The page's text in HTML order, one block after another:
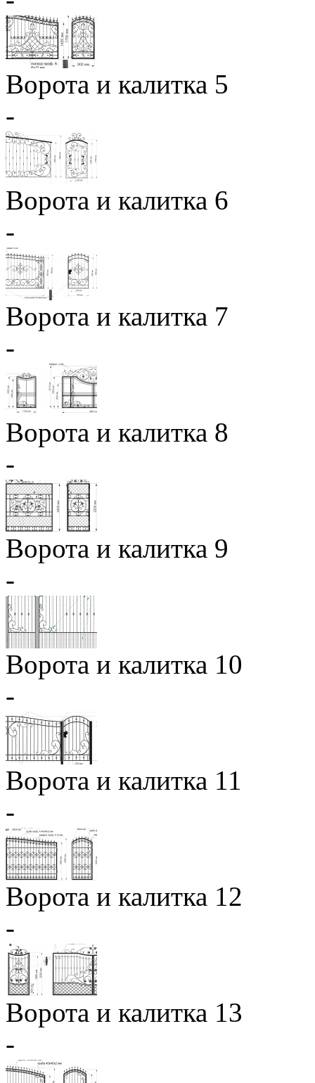
Ворота и калитка 5
-
Ворота и калитка 6
-
Ворота и калитка 7
-
Ворота и калитка 8
-
Ворота и калитка 9
-
Ворота и калитка 10
-
Ворота и калитка 11
-
Ворота и калитка 12
-
Ворота и калитка 13
-